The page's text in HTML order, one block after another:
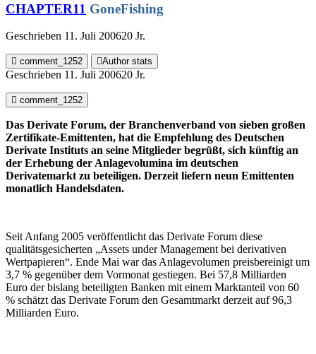
CHAPTER11 GoneFishing
Geschrieben 11. Juli 200620 Jr.
comment_1252 Author stats
Geschrieben 11. Juli 200620 Jr.
comment_1252
Das Derivate Forum, der Branchenverband von sieben großen
Zertifikate-Emittenten, hat die Empfehlung des Deutschen
Derivate Instituts an seine Mitglieder begrüßt, sich künftig an
der Erhebung der Anlagevolumina im deutschen
Derivatemarkt zu beteiligen. Derzeit liefern neun Emittenten
monatlich Handelsdaten.
Seit Anfang 2005 veröffentlicht das Derivate Forum diese
qualitätsgesicherten „Assets under Management bei derivativen
Wertpapieren“. Ende Mai war das Anlagevolumen preisbereinigt um
3,7 % gegenüber dem Vormonat gestiegen. Bei 57,8 Milliarden
Euro der bislang beteiligten Banken mit einem Marktanteil von 60
% schätzt das Derivate Forum den Gesamtmarkt derzeit auf 96,3
Milliarden Euro.